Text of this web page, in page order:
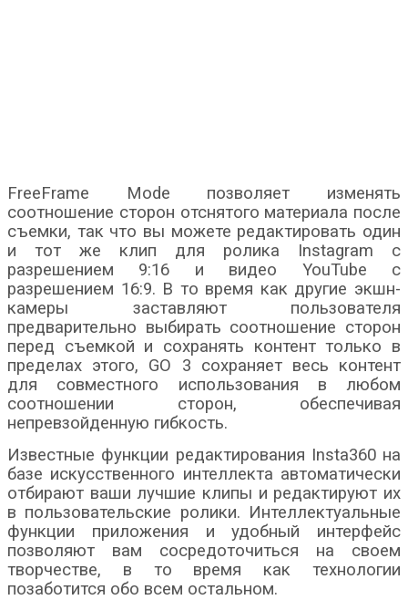
FreeFrame Mode позволяет изменять
соотношение сторон отснятого материала после
съемки, так что вы можете редактировать один
и тот же клип для ролика Instagram с
разрешением 9:16 и видео YouTube с
разрешением 16:9. В то время как другие экшн-
камеры заставляют пользователя
предварительно выбирать соотношение сторон
перед съемкой и сохранять контент только в
пределах этого, GO 3 сохраняет весь контент
для совместного использования в любом
соотношении сторон, обеспечивая
непревзойденную гибкость.
Известные функции редактирования Insta360 на
базе искусственного интеллекта автоматически
отбирают ваши лучшие клипы и редактируют их
в пользовательские ролики. Интеллектуальные
функции приложения и удобный интерфейс
позволяют вам сосредоточиться на своем
творчестве, в то время как технологии
позаботится обо всем остальном.